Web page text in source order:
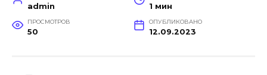
admin 1 мин
ПРОСМОТРОВ
50
ОПУБЛИКОВАНО
12.09.2023